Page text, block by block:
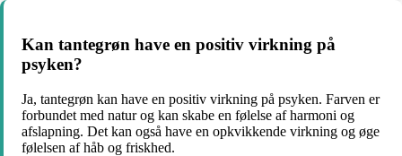
Kan tantegrøn have en positiv virkning på
psyken?
Ja, tantegrøn kan have en positiv virkning på psyken. Farven er
forbundet med natur og kan skabe en følelse af harmoni og
afslapning. Det kan også have en opkvikkende virkning og øge
følelsen af håb og friskhed.